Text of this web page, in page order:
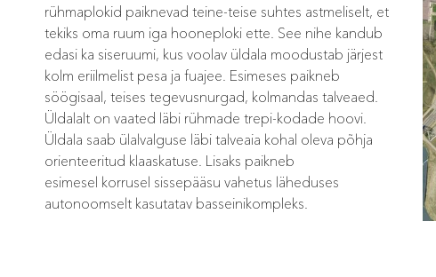
rühmaplokid paiknevad teine-teise suhtes astmeliselt, et
tekiks oma ruum iga hooneploki ette. See nihe kandub
edasi ka siseruumi, kus voolav üldala moodustab järjest
kolm eriilmelist pesa ja fuajee. Esimeses paikneb
söögisaal, teises tegevusnurgad, kolmandas talveaed.
Üldalalt on vaated läbi rühmade trepi-kodade hoovi.
Üldala saab ülalvalguse läbi talveaia kohal oleva põhja
orienteeritud klaaskatuse. Lisaks paikneb
esimesel korrusel sissepääsu vahetus läheduses
autonoomselt kasutatav basseinikompleks.